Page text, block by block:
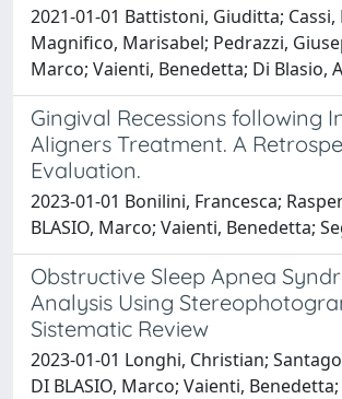
2021-01-01 Battistoni, Giuditta; Cassi,
Magnifico, Marisabel; Pedrazzi,
Marco; Vaienti, Benedetta; Di Blasio,
Gingival Recessions following
Aligners Treatment. A
Evaluation.
2023-01-01 Bonilini, Francesca;
BLASIO, Marco; Vaienti, Benedetta;
Obstructive Sleep Apnea
Analysis Using
Sistematic Review
2023-01-01 Longhi, Christian;
DI BLASIO, Marco; Vaienti,